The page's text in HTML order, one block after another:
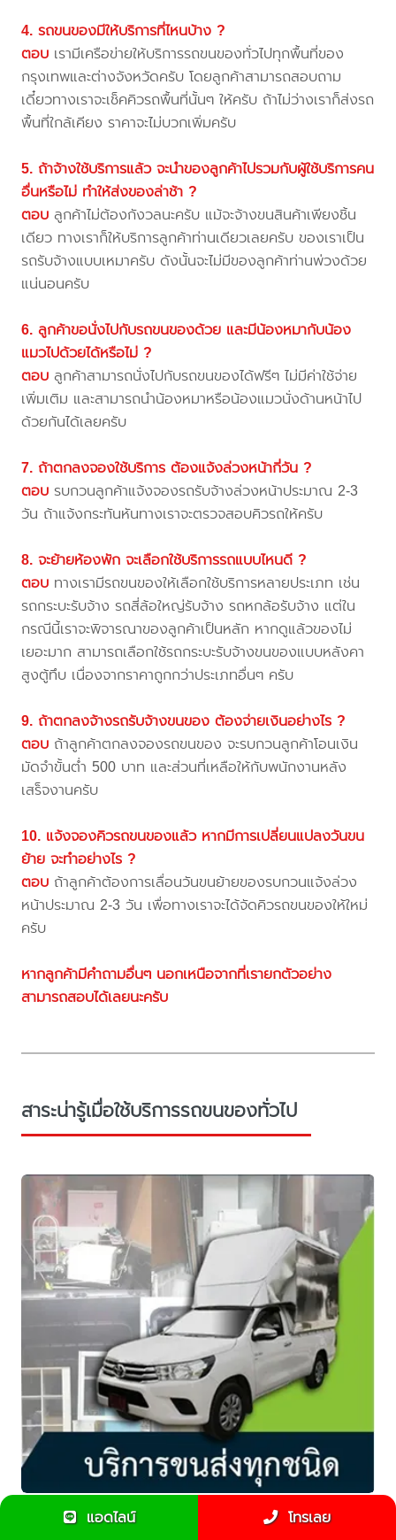
4. รถขนของมีให้บริการที่ไหนบ้าง ?
ตอบ เรามีเครือข่ายให้บริการรถขนของทั่วไปทุกพื้นที่ของ
กรุงเทพและต่างจังหวัดครับ โดยลูกค้าสามารถสอบถาม
เดี๋ยวทางเราจะเช็คคิวรถพื้นที่นั้นๆ ให้ครับ ถ้าไม่ว่างเราก็ส่งรถ
พื้นที่ใกล้เคียง ราคาจะไม่บวกเพิ่มครับ
5. ถ้าจ้างใช้บริการแล้ว จะนำของลูกค้าไปรวมกับผู้ใช้บริการคน
อื่นหรือไม่ ทำให้ส่งของล่าช้า ?
ตอบ ลูกค้าไม่ต้องกังวลนะครับ แม้จะจ้างขนสินค้าเพียงชิ้น
เดียว ทางเราก็ให้บริการลูกค้าท่านเดียวเลยครับ ของเราเป็น
รถรับจ้างแบบเหมาครับ ดังนั้นจะไม่มีของลูกค้าท่านพ่วงด้วย
แน่นอนครับ
6. ลูกค้าขอนั่งไปกับรถขนของด้วย และมีน้องหมากับน้อง
แมวไปด้วยได้หรือไม่ ?
ตอบ ลูกค้าสามารถนั่งไปกับรถขนของได้ฟรีๆ ไม่มีค่าใช้จ่าย
เพิ่มเติม และสามารถนำน้องหมาหรือน้องแมวนั่งด้านหน้าไป
ด้วยกันได้เลยครับ
7. ถ้าตกลงจองใช้บริการ ต้องแจ้งล่วงหน้ากี่วัน ?
ตอบ รบกวนลูกค้าแจ้งจองรถรับจ้างล่วงหน้าประมาณ 2-3
วัน ถ้าแจ้งกระทันหันทางเราจะตรวจสอบคิวรถให้ครับ
8. จะย้ายห้องพัก จะเลือกใช้บริการรถแบบไหนดี ?
ตอบ ทางเรามีรถขนของให้เลือกใช้บริการหลายประเภท เช่น
รถกระบะรับจ้าง รถสี่ล้อใหญ่รับจ้าง รถหกล้อรับจ้าง แต่ใน
กรณีนี้เราจะพิจารณาของลูกค้าเป็นหลัก หากดูแล้วของไม่
เยอะมาก สามารถเลือกใช้รถกระบะรับจ้างขนของแบบหลังคา
สูงตู้ทึบ เนื่องจากราคาถูกกว่าประเภทอื่นๆ ครับ
9. ถ้าตกลงจ้างรถรับจ้างขนของ ต้องจ่ายเงินอย่างไร ?
ตอบ ถ้าลูกค้าตกลงจองรถขนของ จะรบกวนลูกค้าโอนเงิน
มัดจำขั้นต่ำ 500 บาท และส่วนที่เหลือให้กับพนักงานหลัง
เสร็จงานครับ
10. แจ้งจองคิวรถขนของแล้ว หากมีการเปลี่ยนแปลงวันขน
ย้าย จะทำอย่างไร ?
ตอบ ถ้าลูกค้าต้องการเลื่อนวันขนย้ายของรบกวนแจ้งล่วง
หน้าประมาณ 2-3 วัน เพื่อทางเราจะได้จัดคิวรถขนของให้ใหม่
ครับ
หากลูกค้ามีคำถามอื่นๆ นอกเหนือจากที่เรายกตัวอย่าง
สามารถสอบได้เลยนะครับ
สาระน่ารู้เมื่อใช้บริการรถขนของทั่วไป
รู้หรือไม่ รถกระบะขนของ มีหลายแบบให้เลือก
แอดไลน์ โทรเลย